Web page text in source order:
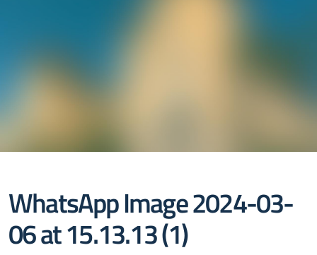
WhatsApp Image 2024-03-
06 at 15.13.13 (1)